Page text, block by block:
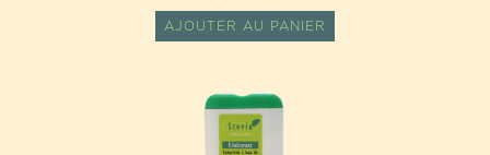
AJOUTER AU PANIER